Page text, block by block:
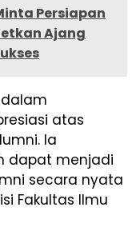
Persiapan
Ajang
dalam
atas
Ia
dapat menjadi
secara nyata
Fakultas Ilmu